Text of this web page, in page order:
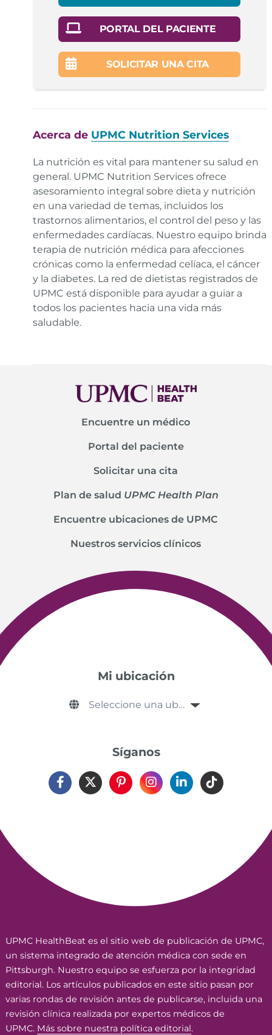
PORTAL DEL PACIENTE
SOLICITAR UNA CITA
Acerca de UPMC Nutrition Services
La nutrición es vital para mantener su salud en
general. UPMC Nutrition Services ofrece
asesoramiento integral sobre dieta y nutrición
en una variedad de temas, incluidos los
trastornos alimentarios, el control del peso y las
enfermedades cardíacas. Nuestro equipo brinda
terapia de nutrición médica para afecciones
crónicas como la enfermedad celíaca, el cáncer
y la diabetes. La red de dietistas registrados de
UPMC está disponible para ayudar a guiar a
todos los pacientes hacia una vida más
saludable.
Encuentre un médico
Portal del paciente
Solicitar una cita
Plan de salud UPMC Health Plan
Encuentre ubicaciones de UPMC
Nuestros servicios clínicos
Mi ubicación
Síganos
UPMC HealthBeat es el sitio web de publicación de UPMC,
un sistema integrado de atención médica con sede en
Pittsburgh. Nuestro equipo se esfuerza por la integridad
editorial. Los artículos publicados en este sitio pasan por
varias rondas de revisión antes de publicarse, incluida una
revisión clínica realizada por expertos médicos de
UPMC. Más sobre nuestra política editorial.